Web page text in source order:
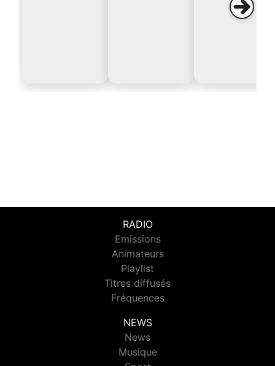
RADIO
Emissions
Animateurs
Playlist
Titres diffusés
Fréquences
NEWS
News
Musique